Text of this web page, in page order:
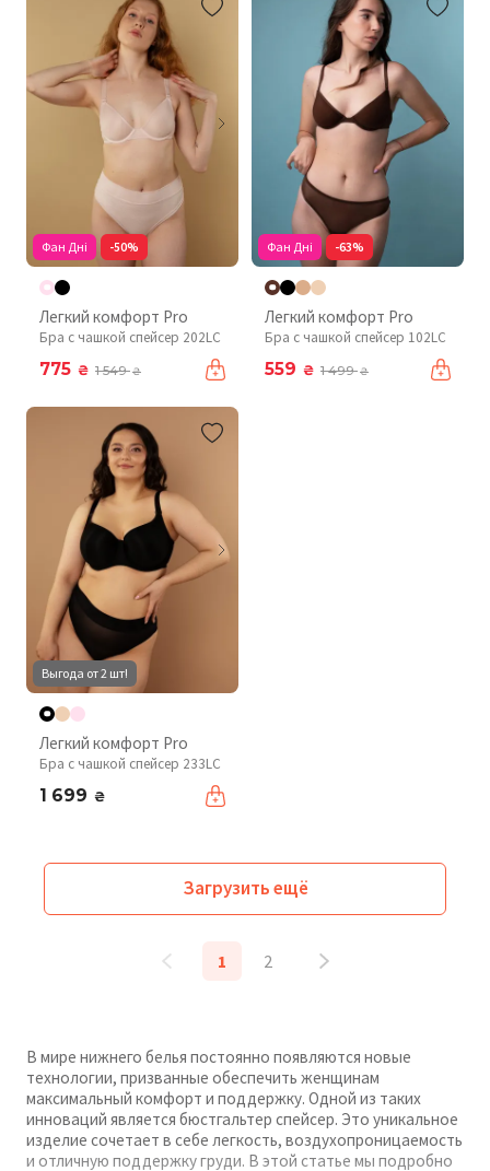
Фан Дні -50%
Легкий комфорт Pro
Бра с чашкой спейсер 202LC
775 ₴ 1 549₴
Фан Дні -63%
Легкий комфорт Pro
Бра с чашкой спейсер 102LC
559 ₴ 1 499₴
Выгода от 2 шт!
Легкий комфорт Pro
Бра с чашкой спейсер 233LC
1 699 ₴
Загрузить ещё
1 2
В мире нижнего белья постоянно появляются новые
технологии, призванные обеспечить женщинам
максимальный комфорт и поддержку. Одной из таких
инноваций является бюстгальтер спейсер. Это уникальное
изделие сочетает в себе легкость, воздухопроницаемость
и отличную поддержку груди. В этой статье мы подробно